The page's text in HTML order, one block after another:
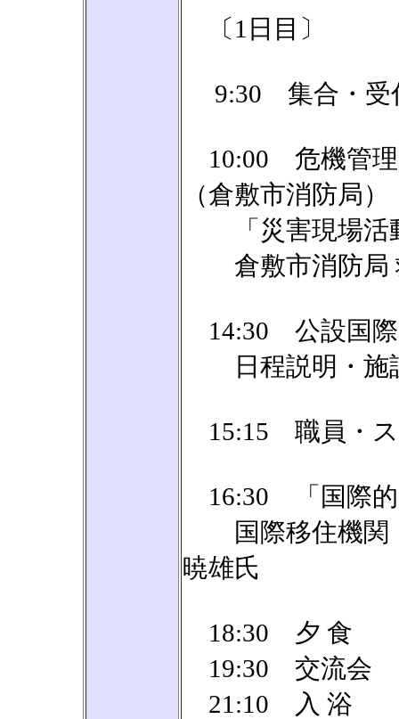
〔1日目〕
9:30 集合・受
10:00 危機管理
（倉敷市消防局）
「災害現場活
倉敷市消防局
14:30 公設国際
日程説明・施
15:15 職員・ス
16:30 「国際的
国際移住機関
暁雄氏
18:30 夕 食
19:30 交流会
21:10 入 浴